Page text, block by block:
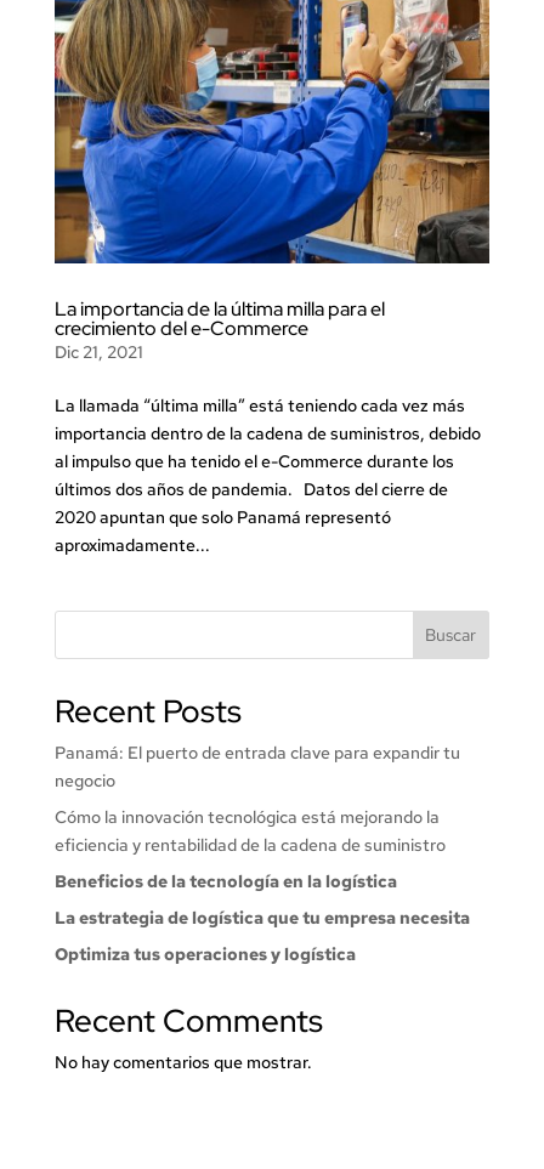
La importancia de la última milla para el
crecimiento del e-Commerce
Dic 21, 2021
La llamada “última milla” está teniendo cada vez más
importancia dentro de la cadena de suministros, debido
al impulso que ha tenido el e-Commerce durante los
últimos dos años de pandemia. Datos del cierre de
2020 apuntan que solo Panamá representó
aproximadamente...
Buscar
Recent Posts
Panamá: El puerto de entrada clave para expandir tu
negocio
Cómo la innovación tecnológica está mejorando la
eficiencia y rentabilidad de la cadena de suministro
Beneficios de la tecnología en la logística
La estrategia de logística que tu empresa necesita
Optimiza tus operaciones y logística
Recent Comments
No hay comentarios que mostrar.